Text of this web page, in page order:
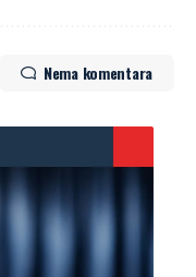
Nema komentara